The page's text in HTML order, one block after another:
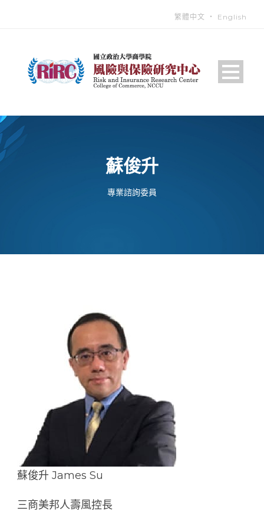
繁體中文 ‧ English
蘇俊升
專業諮詢委員
蘇俊升 James Su
三商美邦人壽風控長